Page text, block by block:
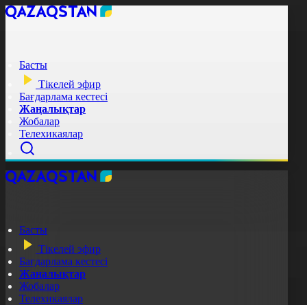
Басты
Тікелей эфир
Бағдарлама кестесі
Жаңалықтар
Жобалар
Телехикаялар
Басты
Тікелей эфир
Бағдарлама кестесі
Жаңалықтар
Жобалар
Телехикаялар